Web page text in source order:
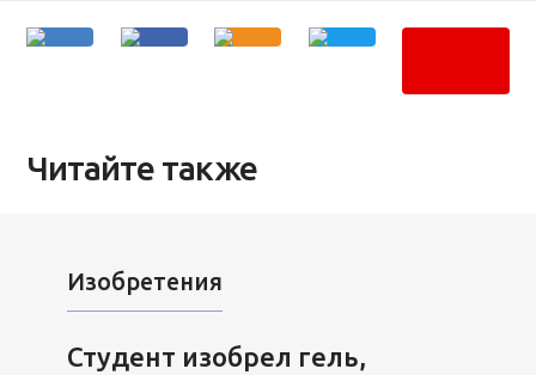
Читайте также
Изобретения
Студент изобрел гель,